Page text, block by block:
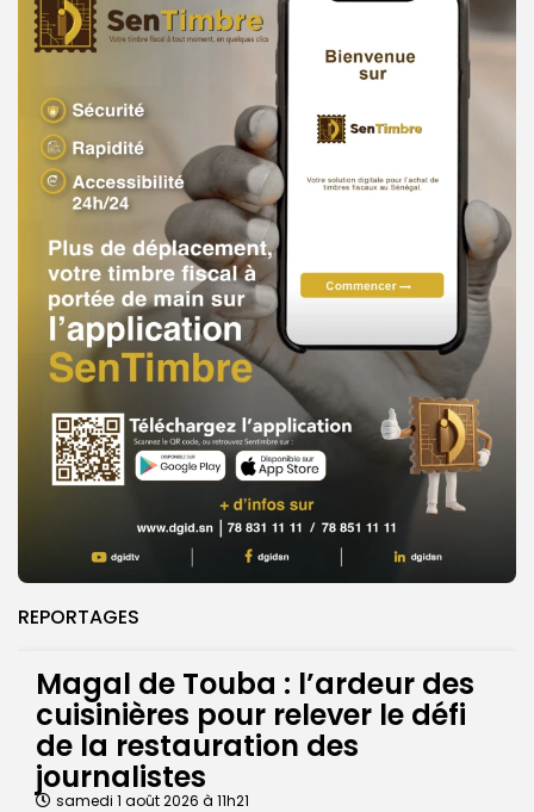
REPORTAGES
Magal de Touba : l’ardeur des
cuisinières pour relever le défi
de la restauration des
journalistes
samedi 1 août 2026 à 11h21